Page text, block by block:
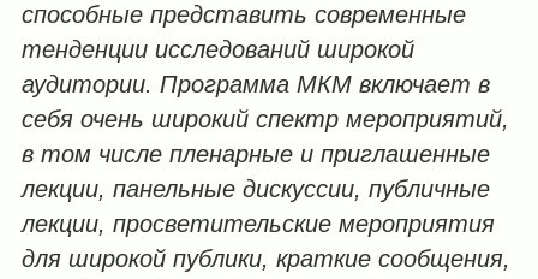
способные представить современные
тенденции исследований широкой
аудитории. Программа МКМ включает в
себя очень широкий спектр мероприятий,
в том числе пленарные и приглашенные
лекции, панельные дискуссии, публичные
лекции, просветительские мероприятия
для широкой публики, краткие сообщения,